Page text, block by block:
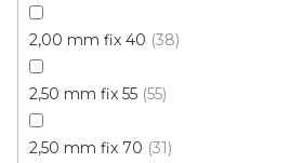
2,00 mm fix 40 38
2,50 mm fix 55 55
2,50 mm fix 70 31